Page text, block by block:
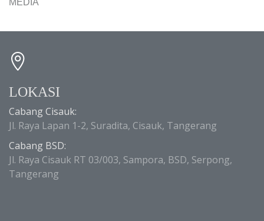
MEDIA
LOKASI
Cabang Cisauk:
Jl. Raya Lapan 1-2, Suradita, Cisauk, Tangerang
Cabang BSD:
Jl. Raya Cisauk RT 03/003, Sampora, BSD, Serpong,
Tangerang